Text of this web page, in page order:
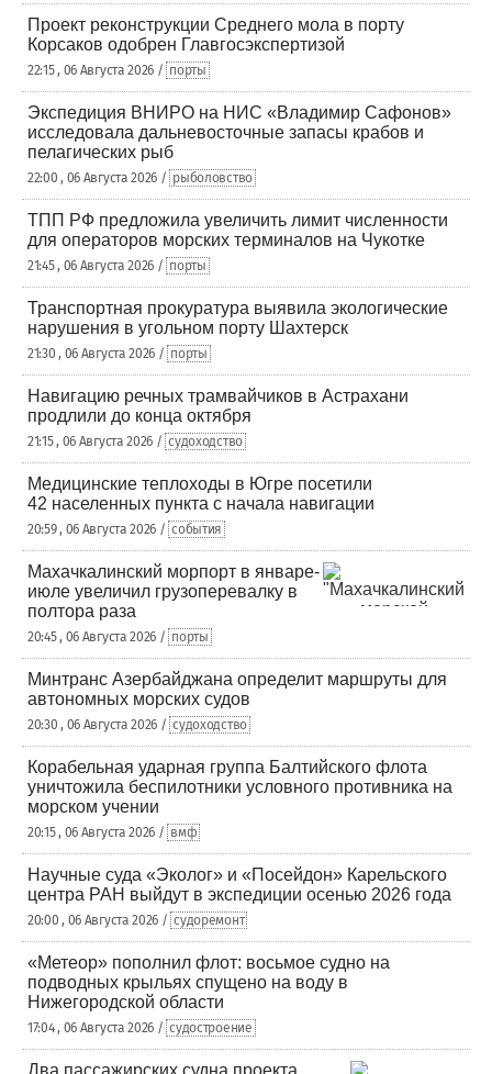
Проект реконструкции Среднего мола в порту
Корсаков одобрен Главгосэкспертизой
22:15 , 06 Августа 2026 / порты
Экспедиция ВНИРО на НИС «Владимир Сафонов»
исследовала дальневосточные запасы крабов и
пелагических рыб
22:00 , 06 Августа 2026 / рыболовство
ТПП РФ предложила увеличить лимит численности
для операторов морских терминалов на Чукотке
21:45 , 06 Августа 2026 / порты
Транспортная прокуратура выявила экологические
нарушения в угольном порту Шахтерск
21:30 , 06 Августа 2026 / порты
Навигацию речных трамвайчиков в Астрахани
продлили до конца октября
21:15 , 06 Августа 2026 / судоходство
Медицинские теплоходы в Югре посетили
42 населенных пункта с начала навигации
20:59 , 06 Августа 2026 / события
Махачкалинский морпорт в январе-
июле увеличил грузоперевалку в
полтора раза
20:45 , 06 Августа 2026 / порты
Минтранс Азербайджана определит маршруты для
автономных морских судов
20:30 , 06 Августа 2026 / судоходство
Корабельная ударная группа Балтийского флота
уничтожила беспилотники условного противника на
морском учении
20:15 , 06 Августа 2026 / вмф
Научные суда «Эколог» и «Посейдон» Карельского
центра РАН выйдут в экспедиции осенью 2026 года
20:00 , 06 Августа 2026 / судоремонт
«Метеор» пополнил флот: восьмое судно на
подводных крыльях спущено на воду в
Нижегородской области
17:04 , 06 Августа 2026 / судостроение
Два пассажирских судна проекта